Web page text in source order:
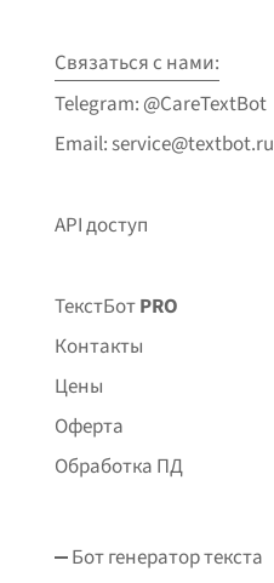
Связаться с нами:
Telegram: @CareTextBot
Email: service@textbot.ru
API доступ
ТекстБотPRO
Контакты
Цены
Оферта
Обработка ПД
Бот генератор текста